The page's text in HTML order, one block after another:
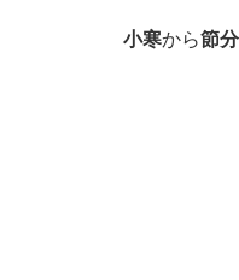
小寒から節分